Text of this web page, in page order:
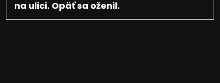
na ulici. Opäť sa oženil.